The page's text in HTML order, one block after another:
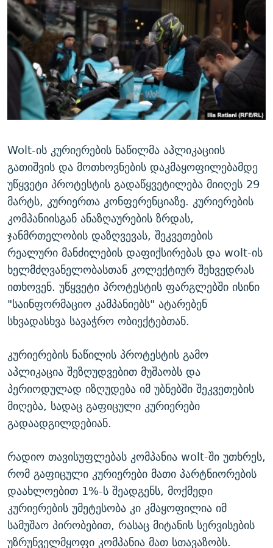
ᲛᲝᲚᲐᲞᲐᲠᲐᲙᲔ ᲢᲔᲥᲡᲢᲔᲑᲘ
ᲨᲘᲜ - ᲣᲪᲮᲝᲔᲗᲨᲘ
ᲚᲘᲢᲔᲠᲐᲢᲣᲠᲣᲚᲘ ᲬᲐᲮᲜᲐᲒᲔᲑᲘ
ᲐᲛᲔᲠᲘᲙᲣᲚᲘ ᲛᲝᲗᲮᲠᲝᲑᲐ
ᲘᲛᲞᲔᲠᲘᲐ ᲓᲐ ᲠᲐᲓᲘᲝ
ᲩᲔᲛᲘ ᲡᲘᲙᲕᲓᲘᲚᲘᲡ ᲛᲘᲖᲔᲖᲘᲐ COVID-19
11 ᲬᲔᲚᲘ - 11 ᲐᲛᲑᲐᲕᲘ
ᲡᲐᲞᲐᲠᲚᲐᲛᲔᲜᲢᲝ ᲐᲠᲩᲔᲕᲜᲔᲑᲘᲡ ᲘᲡᲢᲝᲠᲘᲐ
ᲑᲐᲕᲨᲕᲔᲑᲘ ᲞᲠᲝᲡᲢᲘᲢᲣᲪᲘᲐᲨᲘ - ᲐᲛᲝᲣᲗᲥᲛᲔᲚᲘ ᲐᲛᲑᲐᲕᲘ
5 ᲐᲛᲑᲐᲕᲘ - 20 ᲘᲕᲜᲘᲡᲡ ᲓᲐᲨᲐᲕᲔᲑᲣᲚᲔᲑᲘ
ᲐᲒᲕᲘᲡᲢᲝᲡ ᲝᲛᲘ
ПРИВЕТ ᲙᲣᲚᲢᲣᲠᲐ
ᲒᲐᲛᲝᲘᲬᲔᲠᲔ
რთე/რთ-ის ყველა საიტი
Wolt-ის კურიერების ნაწილმა აპლიკაციის
გათიშვის და მოთხოვნების დაკმაყოფილებამდე
უწყვეტი პროტესტის გადაწყვეტილება მიიღეს 29
მარტს, კურიერთა კონფერენციაზე. კურიერების
კომპანიისგან ანაზღაურების ზრდას,
ჯანმრთელობის დაზღვევას, შეკვეთების
რეალური მანძილების დაფიქსირებას და wolt-ის
ხელმძღვანელობასთან კოლექტიურ შეხვედრას
ითხოვენ. უწყვეტი პროტესტის ფარგლებში ისინი
"საინფორმაციო კამპანიებს" ატარებენ
სხვადასხვა სავაჭრო ობიექტებთან.
კურიერების ნაწილის პროტესტის გამო
აპლიკაცია შეზღუდვებით მუშაობს და
პერიოდულად იზღუდება იმ უბნებში შეკვეთების
მიღება, სადაც გაფიცული კურიერები
გადაადგილდებიან.
რადიო თავისუფლებას კომპანია wolt-ში უთხრეს,
რომ გაფიცული კურიერები მათი პარტნიორების
დაახლოებით 1%-ს შეადგენს, მოქმედი
კურიერების უმეტესობა კი კმაყოფილია იმ
სამუშაო პირობებით, რასაც მიტანის სერვისების
უზრუნველმყოფი კომპანია მათ სთავაზობს.